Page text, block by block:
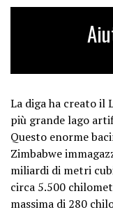
La diga ha creato il
più grande lago
Questo enorme
Zimbabwe
miliardi di metri
circa 5.500
massima di 280